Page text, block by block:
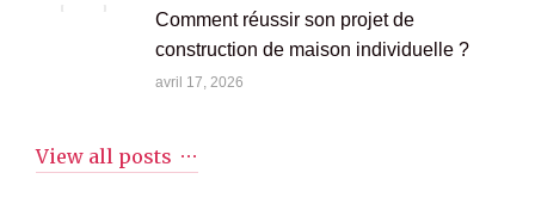
Comment réussir son projet de
construction de maison individuelle ?
avril 17, 2026
View all posts